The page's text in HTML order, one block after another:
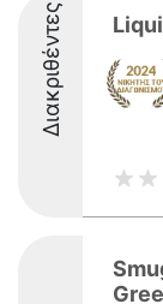
Διακριθέντες